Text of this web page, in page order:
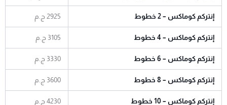
إنتركم كوماكس – 2 خطوط 2925 ج.م
إنتركم كوماكس – 4 خطوط 3105 ج.م
إنتركم كوماكس – 6 خطوط 3330 ج.م
إنتركم كوماكس – 8 خطوط 3600 ج.م
إنتركم كوماكس – 10 خطوط 4230 ج.م